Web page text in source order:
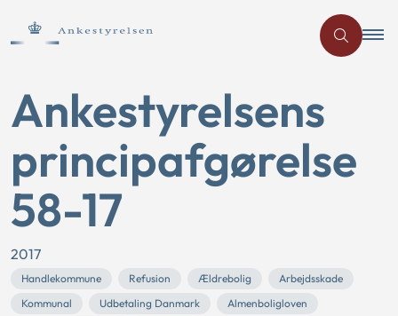
Ankestyrelsens
principafgørelse
58-17
2017
Handlekommune Refusion Ældrebolig
Arbejdsskade
Kommunal
Udbetaling Danmark
Almenboligloven